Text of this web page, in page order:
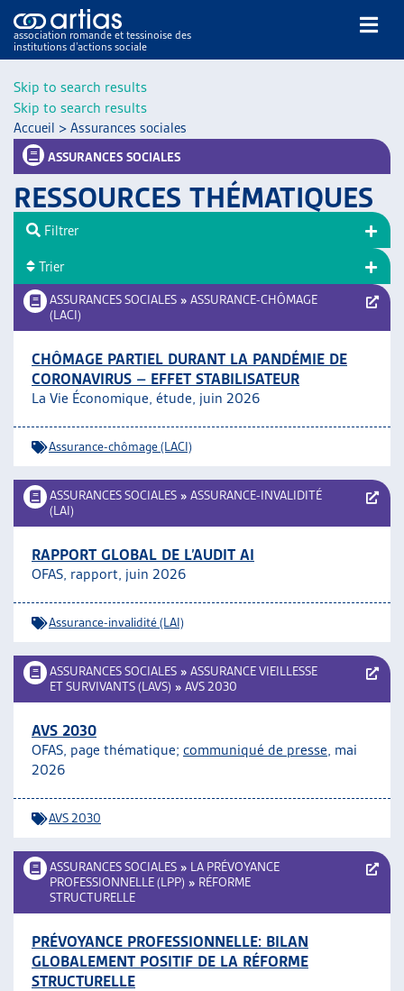
Skip to search results
Skip to search results
association romande et tessinoise des
institutions d’actions sociale
NOS PUBLICATIONS
DOSSIERS DU MOIS
VEILLE
RESSOURCES
GUIDE SOCIAL ROMAND
AUTRES
L’ASSOCIATION
JOURNÉES D’AUTOMNE
Accueil > Assurances sociales
ASSURANCES SOCIALES
RESSOURCES THÉMATIQUES
ASSURANCES SOCIALES » ASSURANCE-CHÔMAGE
(LACI)
CHÔMAGE PARTIEL DURANT LA PANDÉMIE DE
CORONAVIRUS – EFFET STABILISATEUR
La Vie Économique, étude, juin 2026
Assurance-chômage (LACI)
ASSURANCES SOCIALES » ASSURANCE-INVALIDITÉ
(LAI)
RAPPORT GLOBAL DE L’AUDIT AI
OFAS, rapport, juin 2026
Assurance-invalidité (LAI)
ASSURANCES SOCIALES » ASSURANCE VIEILLESSE
ET SURVIVANTS (LAVS) » AVS 2030
AVS 2030
OFAS, page thématique; communiqué de presse, mai
2026
AVS 2030
ASSURANCES SOCIALES » LA PRÉVOYANCE
PROFESSIONNELLE (LPP) » RÉFORME
STRUCTURELLE
PRÉVOYANCE PROFESSIONNELLE: BILAN
GLOBALEMENT POSITIF DE LA RÉFORME
STRUCTURELLE
Filtrer
Trier